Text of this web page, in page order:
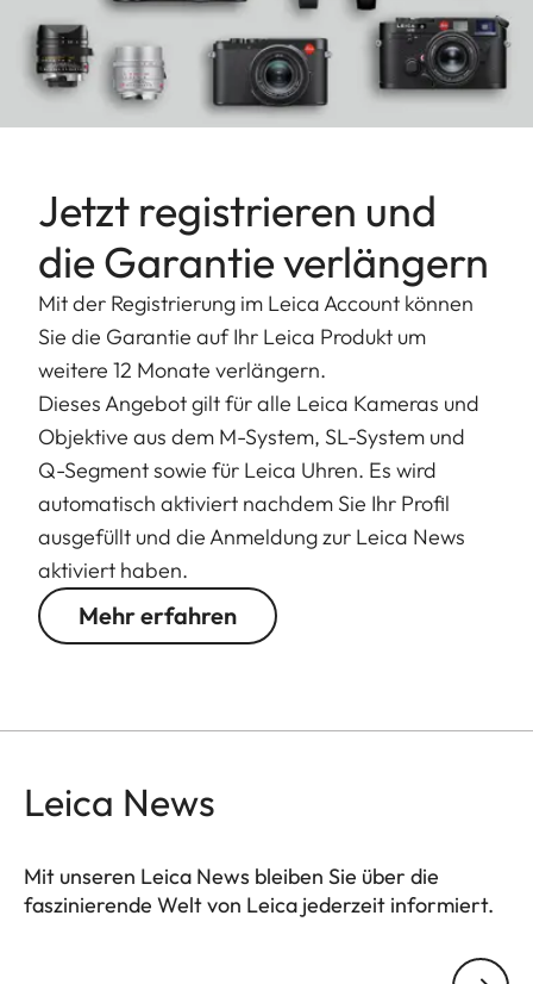
präzisen Autofokus bewegt der schnelle
Schrittmotor im Objektivkörper nur eine einzige,
sehr leichte Linse und arbeitet annähernd
verzögerungsfrei.
Jetzt registrieren und
die Garantie verlängern
Mit der Registrierung im Leica Account können
Sie die Garantie auf Ihr Leica Produkt um
weitere 12 Monate verlängern.
Dieses Angebot gilt für alle Leica Kameras und
Objektive aus dem M-System, SL-System und
Q-Segment sowie für Leica Uhren. Es wird
automatisch aktiviert nachdem Sie Ihr Profil
ausgefüllt und die Anmeldung zur Leica News
aktiviert haben.
Mehr erfahren
Leica News
Mit unseren Leica News bleiben Sie über die
faszinierende Welt von Leica jederzeit informiert.